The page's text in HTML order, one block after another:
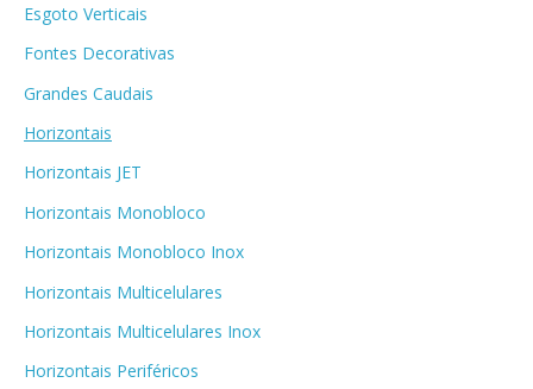
Esgoto Verticais
Fontes Decorativas
Grandes Caudais
Horizontais
Horizontais JET
Horizontais Monobloco
Horizontais Monobloco Inox
Horizontais Multicelulares
Horizontais Multicelulares Inox
Horizontais Periféricos